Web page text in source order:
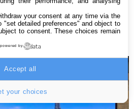
la tonalité des couleurs, pour
chaud ou plus froid, selon
your consent at any time via the
"set detailed preferences" and object to
to consent. These choices remain
powered by
your choices
Accept all